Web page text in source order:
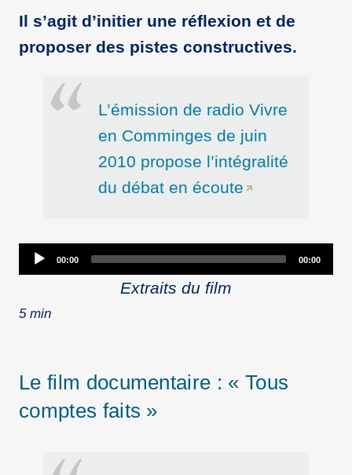
Il s’agit d’initier une réflexion et de
proposer des pistes constructives.
L’émission de radio Vivre
en Comminges de juin
2010 propose l’intégralité
du débat en écoute
Audio
Player
00:00 00:00
Extraits du film
5 min
Le film documentaire : « Tous
comptes faits »